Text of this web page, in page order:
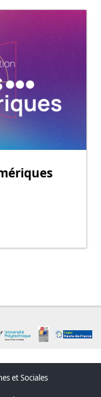
et Sociales